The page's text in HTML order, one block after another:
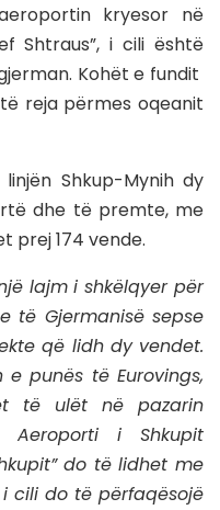
kryesor në
Shtraus”, i cili është
Kohët e fundit
reja përmes oqeanit
Shkup-Mynih dy
dhe të premte, me
prej 174 vende.
lajm i shkëlqyer për
të Gjermanisë sepse
që lidh dy vendet.
punës të Eurovings,
të ulët në pazarin
Aeroporti i Shkupit
do të lidhet me
cili do të përfaqësojë